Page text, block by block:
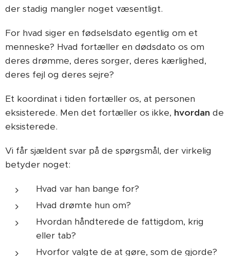
der stadig mangler noget væsentligt.
For hvad siger en fødselsdato egentlig om et
menneske? Hvad fortæller en dødsdato os om
deres drømme, deres sorger, deres kærlighed,
deres fejl og deres sejre?
Et koordinat i tiden fortæller os, at personen
eksisterede. Men det fortæller os ikke, hvordan de
eksisterede.
Vi får sjældent svar på de spørgsmål, der virkelig
betyder noget:
Hvad var han bange for?
Hvad drømte hun om?
Hvordan håndterede de fattigdom, krig
eller tab?
Hvorfor valgte de at gøre, som de gjorde?